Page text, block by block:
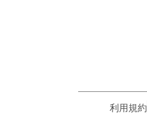
利用規約